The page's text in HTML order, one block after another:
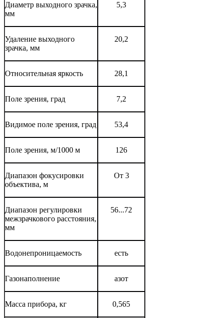
Диаметр выходного зрачка,
мм
5,3
Удаление выходного
зрачка, мм
20,2
Относительная яркость 28,1
Поле зрения, град 7,2
Видимое поле зрения, град 53,4
Поле зрения, м/1000 м 126
Диапазон фокусировки
объектива, м
От 3
Диапазон регулировки
межзрачкового расстояния,
мм
56...72
Водонепроницаемость есть
Газонаполнение азот
Масса прибора, кг 0,565